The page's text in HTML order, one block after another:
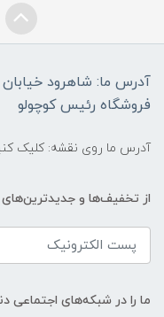
آدرس ما: شاهرود خیابان
فروشگاه رئیس کوچولو
آدرس ما روی نقشه: کلیک
از تخفیف‌ها و
ما را در شبکه‌های اجتماعی